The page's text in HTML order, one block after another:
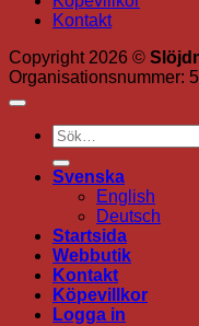
Kontakt
Copyright 2026 ©
Organisationsnummer:
Sök
efter:
Svenska
English
Deutsch
Startsida
Webbutik
Kontakt
Köpevillkor
Logga in